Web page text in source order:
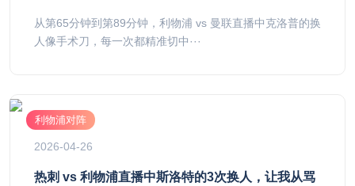
从第65分钟到第89分钟，利物浦 vs 曼联直播中克洛普的换
人像手术刀，每一次都精准切中···
利物浦对阵
2026-04-26
热刺 vs 利物浦直播中斯洛特的3次换人，让我从骂